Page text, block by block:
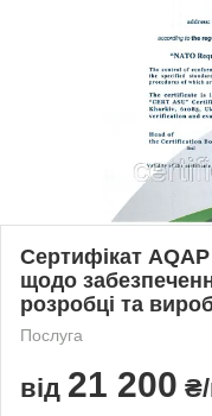
Сертифікат
щодо
розробці та
Послуга
від 21 200